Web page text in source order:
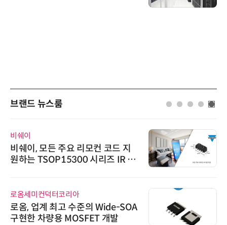
브랜드 뉴스룸
비쉐이
비쉐이, 모든 주요 리모컨 코드 지
원하는 TSOP15300 시리즈 IR 수
로옴세미컨덕터코리아
로옴, 업계 최고 수준의 Wide-SOA
구현한 차량용 MOSFET 개발